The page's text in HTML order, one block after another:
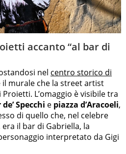
accanto “al bar di
nel centro storico di
murale che la street artist
L’omaggio è visibile tra
Specchi e piazza d’Aracoeli,
di quello che, nel celebre
era il bar di Gabriella, la
interpretato da Gigi